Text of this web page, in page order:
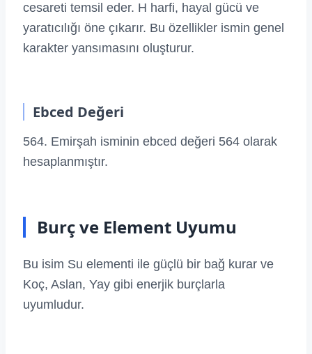
cesareti temsil eder. H harfi, hayal gücü ve
yaratıcılığı öne çıkarır. Bu özellikler ismin genel
karakter yansımasını oluşturur.
Ebced Değeri
564. Emirşah isminin ebced değeri 564 olarak
hesaplanmıştır.
Burç ve Element Uyumu
Bu isim Su elementi ile güçlü bir bağ kurar ve
Koç, Aslan, Yay gibi enerjik burçlarla
uyumludur.